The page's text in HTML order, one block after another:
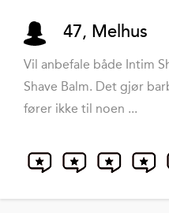
47, Melhus
Vil anbefale både Intim
Shave Balm. Det gjør
fører ikke til noen ...